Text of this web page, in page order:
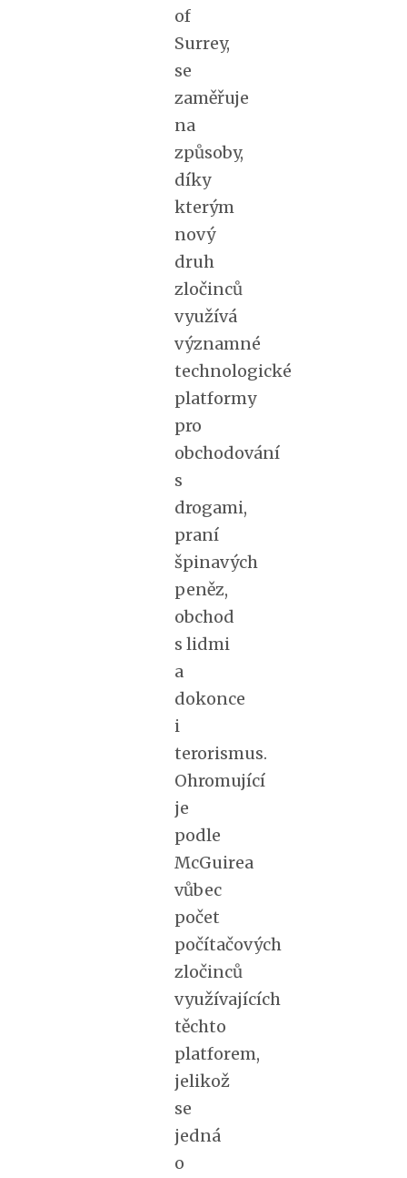
of
Surrey,
se
zaměřuje
na
způsoby,
díky
kterým
nový
druh
zločinců
využívá
významné
technologické
platformy
pro
obchodování
s
drogami,
praní
špinavých
peněz,
obchod
s lidmi
a
dokonce
i
terorismus.
Ohromující
je
podle
McGuirea
vůbec
počet
počítačových
zločinců
využívajících
těchto
platforem,
jelikož
se
jedná
o